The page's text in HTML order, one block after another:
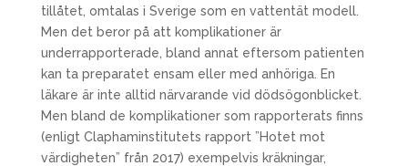
tillåtet, omtalas i Sverige som en vattentät modell.
Men det beror på att komplikationer är
underrapporterade, bland annat eftersom patienten
kan ta preparatet ensam eller med anhöriga. En
läkare är inte alltid närvarande vid dödsögonblicket.
Men bland de komplikationer som rapporterats finns
(enligt Claphaminstitutets rapport ”Hotet mot
värdigheten” från 2017) exempelvis kräkningar,